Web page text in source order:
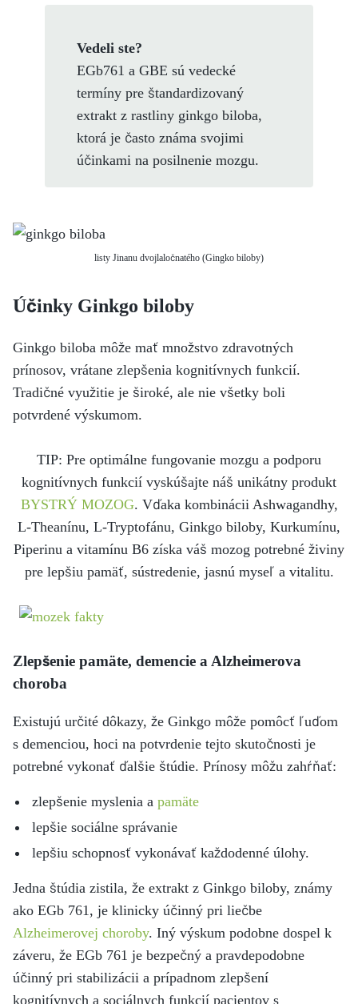
Vedeli ste?
EGb761 a GBE sú vedecké
termíny pre štandardizovaný
extrakt z rastliny ginkgo biloba,
ktorá je často známa svojimi
účinkami na posilnenie mozgu.
listy Jinanu dvojlaločnatého (Gingko biloby)
Účinky Ginkgo biloby
Ginkgo biloba môže mať množstvo zdravotných
prínosov, vrátane zlepšenia kognitívnych funkcií.
Tradičné využitie je široké, ale nie všetky boli
potvrdené výskumom.
TIP: Pre optimálne fungovanie mozgu a podporu
kognitívnych funkcií vyskúšajte náš unikátny produkt
BYSTRÝ MOZOG. Vďaka kombinácii Ashwagandhy,
L-Theanínu, L-Tryptofánu, Ginkgo biloby, Kurkumínu,
Piperinu a vitamínu B6 získa váš mozog potrebné živiny
pre lepšiu pamäť, sústredenie, jasnú myseľ a vitalitu.
Zlepšenie pamäte, demencie a Alzheimerova
choroba
Existujú určité dôkazy, že Ginkgo môže pomôcť ľuďom
s demenciou, hoci na potvrdenie tejto skutočnosti je
potrebné vykonať ďalšie štúdie. Prínosy môžu zahŕňať:
zlepšenie myslenia a pamäte
lepšie sociálne správanie
lepšiu schopnosť vykonávať každodenné úlohy.
Jedna štúdia zistila, že extrakt z Ginkgo biloby, známy
ako EGb 761, je klinicky účinný pri liečbe
Alzheimerovej choroby. Iný výskum podobne dospel k
záveru, že EGb 761 je bezpečný a pravdepodobne
účinný pri stabilizácii a prípadnom zlepšení
kognitívnych a sociálnych funkcií pacientov s